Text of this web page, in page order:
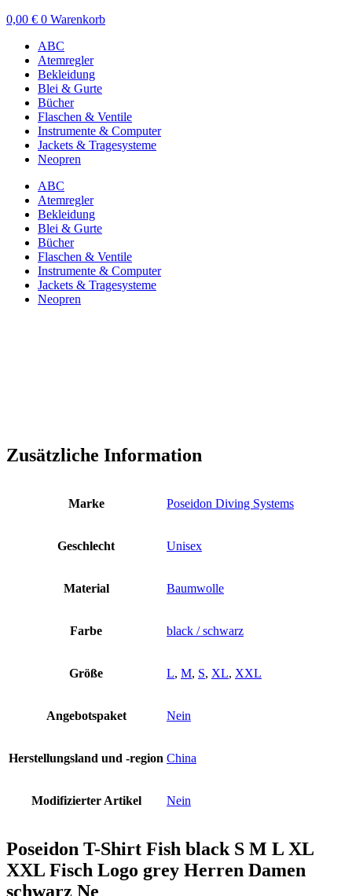
0,00 € 0 Warenkorb
ABC
Atemregler
Bekleidung
Blei & Gurte
Bücher
Flaschen & Ventile
Instrumente & Computer
Jackets & Tragesysteme
Neopren
ABC
Atemregler
Bekleidung
Blei & Gurte
Bücher
Flaschen & Ventile
Instrumente & Computer
Jackets & Tragesysteme
Neopren
Zusätzliche Information
Marke Poseidon Diving Systems
Geschlecht Unisex
Material Baumwolle
Farbe black / schwarz
Größe L, M, S, XL, XXL
Angebotspaket Nein
Herstellungsland und -region China
Modifizierter Artikel Nein
Poseidon T-Shirt Fish black S M L XL
XXL Fisch Logo grey Herren Damen
schwarz Ne